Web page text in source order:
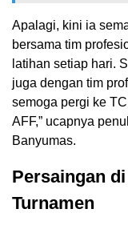
Apalagi, kini ia
bersama tim
latihan setiap hari.
juga dengan tim
semoga pergi ke
AFF,” ucapnya
Banyumas.
Persaingan
Turnamen